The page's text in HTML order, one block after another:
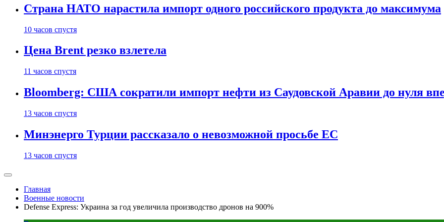
Страна НАТО нарастила импорт одного российского продукта до максимума
10 часов спустя
Цена Brent резко взлетела
11 часов спустя
Bloomberg: США сократили импорт нефти из Саудовской Аравии до нуля
13 часов спустя
Минэнерго Турции рассказало о невозможной просьбе ЕС
13 часов спустя
Главная
Военные новости
Defense Express: Украина за год увеличила производство дронов на 900%